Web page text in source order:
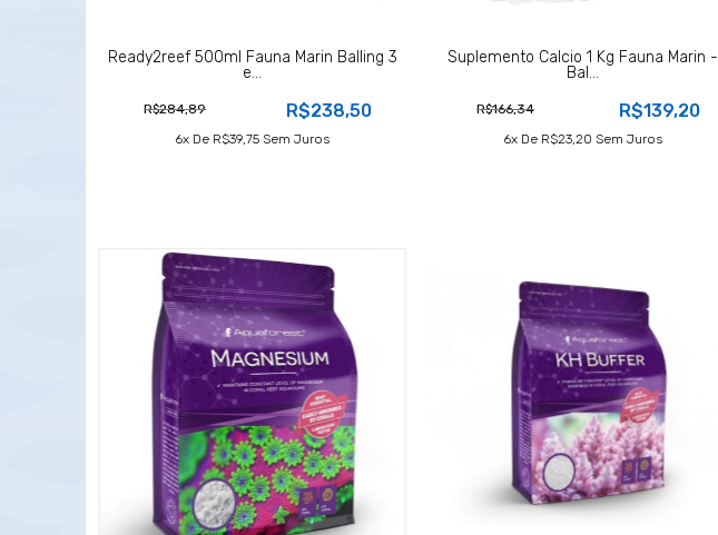
Ready2reef 500ml Fauna Marin Balling 3
e...
R$284,89 R$238,50
6X De R$39,75 Sem Juros
Suplemento Calcio 1 Kg Fauna Marin -
Bal...
R$166,34 R$139,20
6X De R$23,20 Sem Juros